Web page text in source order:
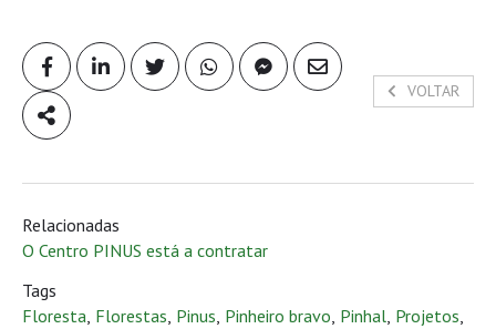
VOLTAR
Relacionadas
O Centro PINUS está a contratar
Tags
Floresta, Florestas, Pinus, Pinheiro bravo, Pinhal, Projetos,